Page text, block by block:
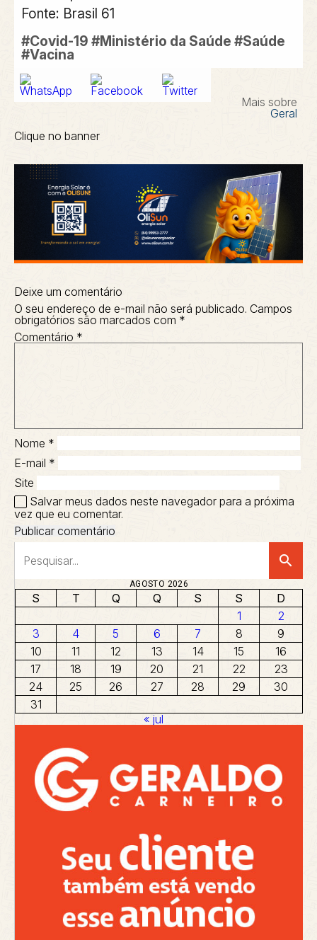
Fonte: Brasil 61
#Covid-19 #Ministério da Saúde #Saúde
#Vacina
Mais sobre
Geral
Clique no banner
Deixe um comentário
O seu endereço de e-mail não será publicado. Campos
obrigatórios são marcados com *
Comentário *
Nome *
E-mail *
Site
Salvar meus dados neste navegador para a próxima
vez que eu comentar.
search
AGOSTO 2026
S T Q Q S S
D
1
2
3
4 5 6 7 8
9
10
11 12 13 14 15
16
17
18 19 20 21 22
23
24
25 26 27 28 29
30
31
« jul